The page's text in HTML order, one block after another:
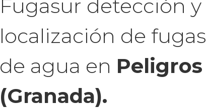
Fugasur detección y
localización de fugas
de agua en Peligros
(Granada).